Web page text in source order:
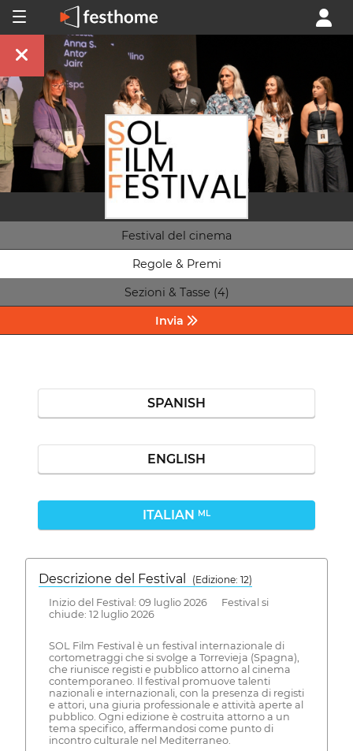
Festival del cinema
Regole & Premi
Sezioni & Tasse (4)
Invia
SPANISH
ENGLISH
ITALIAN ML
Descrizione del Festival
( Edizione: 12)
Inizio del Festival: 09 luglio 2026 Festival si
chiude: 12 luglio 2026
SOL Film Festival è un festival internazionale di
cortometraggi che si svolge a Torrevieja (Spagna),
che riunisce registi e pubblico attorno al cinema
contemporaneo. Il festival promuove talenti
nazionali e internazionali, con la presenza di registi
e attori, una giuria professionale e attività aperte al
pubblico. Ogni edizione è costruita attorno a un
tema specifico, affermandosi come punto di
incontro culturale nel Mediterraneo.